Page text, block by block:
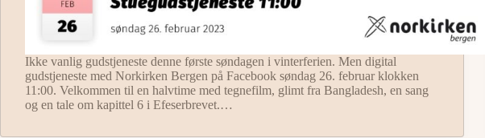
Ikke vanlig gudstjeneste denne første søndagen i vinterferien. Men digital
gudstjeneste med Norkirken Bergen på Facebook søndag 26. februar klokken
11:00. Velkommen til en halvtime med tegnefilm, glimt fra Bangladesh, en sang
og en tale om kapittel 6 i Efeserbrevet.…